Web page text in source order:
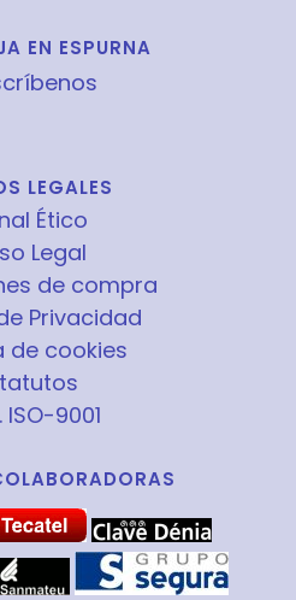
EN ESPURNA
LEGALES
Ético
Legal
de compra
Privacidad
de cookies
ISO-9001